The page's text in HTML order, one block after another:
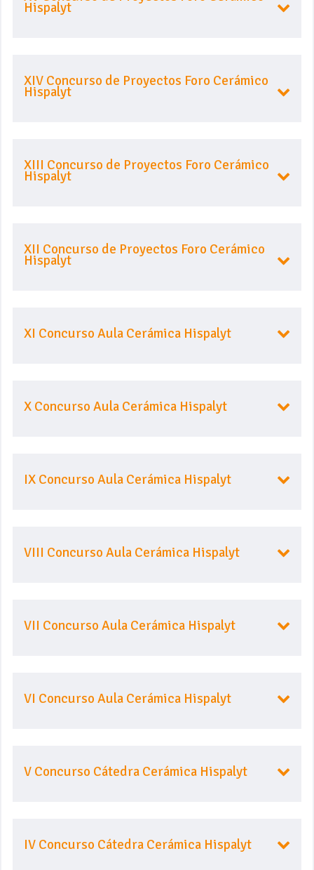
Hispalyt
XIV Concurso de Proyectos Foro Cerámico
Hispalyt
XIII Concurso de Proyectos Foro Cerámico
Hispalyt
XII Concurso de Proyectos Foro Cerámico
Hispalyt
XI Concurso Aula Cerámica Hispalyt
X Concurso Aula Cerámica Hispalyt
IX Concurso Aula Cerámica Hispalyt
VIII Concurso Aula Cerámica Hispalyt
VII Concurso Aula Cerámica Hispalyt
VI Concurso Aula Cerámica Hispalyt
V Concurso Cátedra Cerámica Hispalyt
IV Concurso Cátedra Cerámica Hispalyt